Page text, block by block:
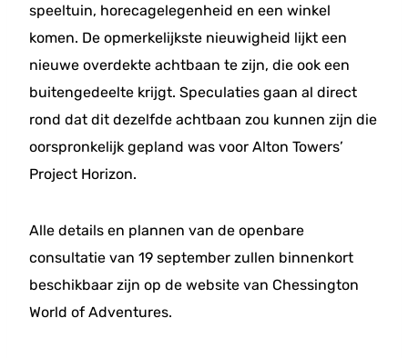
speeltuin, horecagelegenheid en een winkel
komen. De opmerkelijkste nieuwigheid lijkt een
nieuwe overdekte achtbaan te zijn, die ook een
buitengedeelte krijgt. Speculaties gaan al direct
rond dat dit dezelfde achtbaan zou kunnen zijn die
oorspronkelijk gepland was voor Alton Towers’
Project Horizon.
Alle details en plannen van de openbare
consultatie van 19 september zullen binnenkort
beschikbaar zijn op de website van Chessington
World of Adventures.